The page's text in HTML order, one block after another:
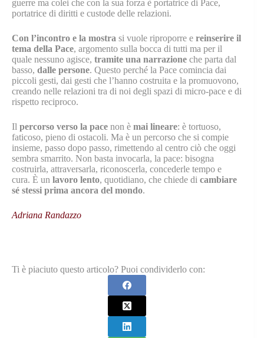
guerre ma colei che con la sua forza è portatrice di Pace,
portatrice di diritti e custode delle relazioni.
Con l’incontro e la mostra si vuole riproporre e reinserire il
tema della Pace, argomento sulla bocca di tutti ma per il
quale nessuno agisce, tramite una narrazione che parta dal
basso, dalle persone. Questo perché la Pace comincia dai
piccoli gesti, dai gesti che l’hanno costruita e la promuovono,
creando nelle relazioni tra di noi degli spazi di micro-pace e di
rispetto reciproco.
Il percorso verso la pace non è mai lineare: è tortuoso,
faticoso, pieno di ostacoli. Ma è un percorso che si compie
insieme, passo dopo passo, rimettendo al centro ciò che oggi
sembra smarrito. Non basta invocarla, la pace: bisogna
costruirla, attraversarla, riconoscerla, concederle tempo e
cura. È un lavoro lento, quotidiano, che chiede di cambiare
sé stessi prima ancora del mondo.
Adriana Randazzo
Ti è piaciuto questo articolo? Puoi condividerlo con: